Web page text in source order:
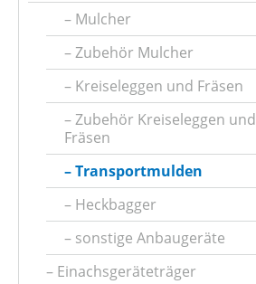
Mulcher
Zubehör Mulcher
Kreiseleggen und Fräsen
Zubehör Kreiseleggen und
Fräsen
Transportmulden
Heckbagger
sonstige Anbaugeräte
Einachsgeräteträger